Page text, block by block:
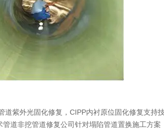
紫外光固化修复，CIPP内衬原位固化修复支持
道非挖管道修复公司针对塌陷管道置换施工方案